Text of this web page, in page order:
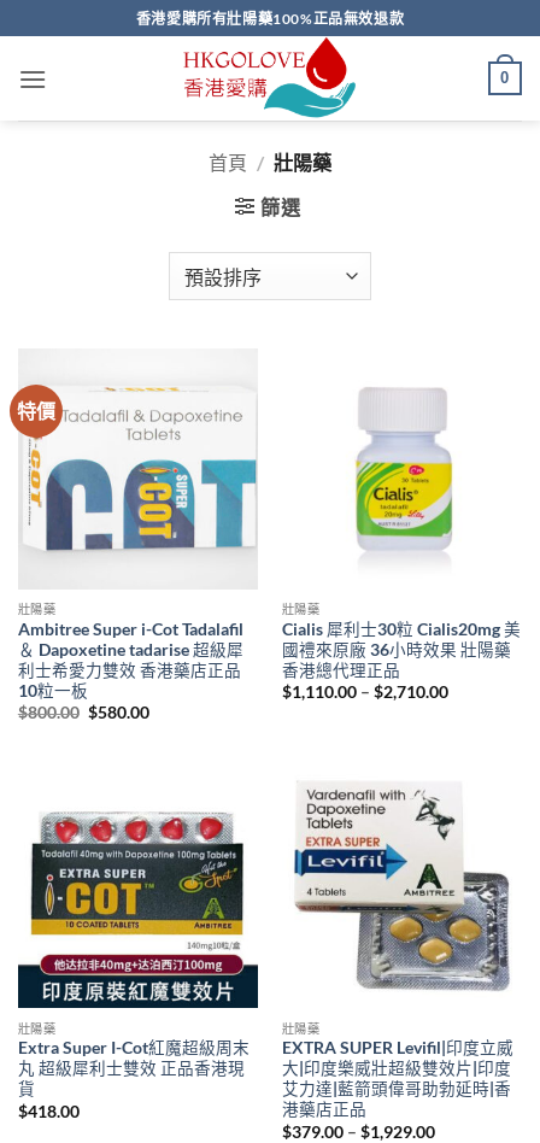
to
content
香港愛購所有壯陽藥100%正品無效退款
0
首頁 / 壯陽藥
篩選
特價
壯陽藥
Ambitree Super i-Cot Tadalafil
＆ Dapoxetine tadarise 超級犀
利士希愛力雙效 香港藥店正品
10粒一板
$800.00 Original
$580.00Current
壯陽藥
Cialis 犀利士30粒 Cialis20mg 美
國禮來原廠 36小時效果 壯陽藥
香港總代理正品
$1,110.00 – $2,710.00Price
壯陽藥
Extra Super I-Cot紅魔超級周末
丸 超級犀利士雙效 正品香港現
貨
$418.00
壯陽藥
EXTRA SUPER Levifil|印度立威
大|印度樂威壯超級雙效片|印度
艾力達|藍箭頭偉哥助勃延時|香
港藥店正品
$379.00 – $1,929.00Price